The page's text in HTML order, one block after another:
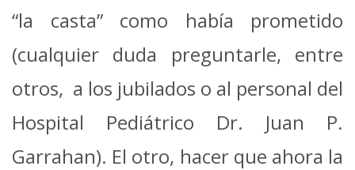
“la casta” como había prometido
(cualquier duda preguntarle, entre
otros, a los jubilados o al personal del
Hospital Pediátrico Dr. Juan P.
Garrahan). El otro, hacer que ahora la